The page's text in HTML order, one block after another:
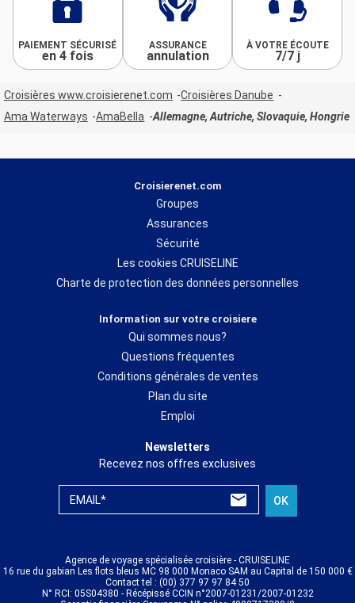
PAIEMENT SÉCURISÉ
en 4 fois
ASSURANCE
annulation
À VOTRE ÉCOUTE
7/7 j
Croisières www.croisierenet.com
Croisières Danube
Ama Waterways
AmaBella Allemagne, Autriche, Slovaquie, Hongrie
Croisierenet.com
Groupes
Assurances
Sécurité
Les cookies CRUISELINE
Charte de protection des données personnelles
Information sur votre croisiere
Qui sommes nous?
Questions fréquentes
Conditions générales de ventes
Plan du site
Emploi
Newsletters
Recevez nos offres exclusives
EMAIL* OK
Agence de voyage spécialisée croisière - CRUISELINE
16 rue du gabian Les flots bleus MC 98 000 Monaco SAM au Capital de 150 000 €
Contact tel : (00) 377 97 97 84 50
N° RCI: 05S04380 - Récépissé CCIN n°2007-01231/2007-01232